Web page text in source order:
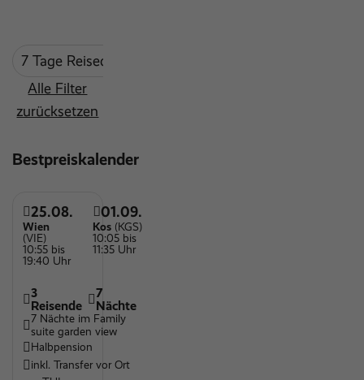
Fitnessbereich
Indoor Pool
Outdoor Pool
Tennisplatz
Wellnessbereich
Parkplätze
Kinderpool
Entspannung für Körper und Seele
Restaurant
7 Tage Reisedauer
Alle Filter
zurücksetzen
Bestpreiskalender
25.08.
Wien
(VIE)
10:55 bis
19:40 Uhr
01.09.
Kos (KGS)
10:05 bis
11:35 Uhr
3
Reisende
7
Nächte
7 Nächte im Family
suite garden view
Halbpension
inkl. Transfer vor Ort